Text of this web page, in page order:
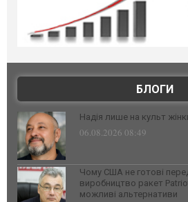
БЛОГИ
Надія лише на культ
06.08.2026 08:49
Чому США не готові
виробництво ракет
можливі альтернативи